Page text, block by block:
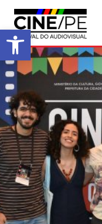
Abrir a barra de ferramentas